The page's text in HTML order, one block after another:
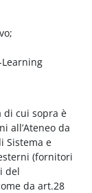
di cui sopra è
all’Ateneo da
Sistema e
(fornitori
del
da art.28